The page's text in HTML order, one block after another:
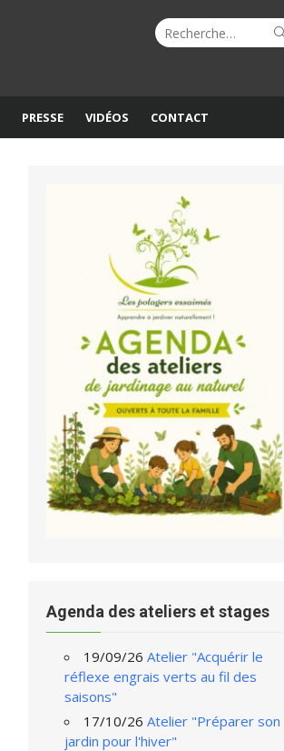
Recherche
pour :
PRESSE VIDÉOS CONTACT
Agenda des ateliers et stages
19/09/26 Atelier "Acquérir le
réflexe engrais verts au fil des
saisons"
17/10/26 Atelier "Préparer son
jardin pour l'hiver"